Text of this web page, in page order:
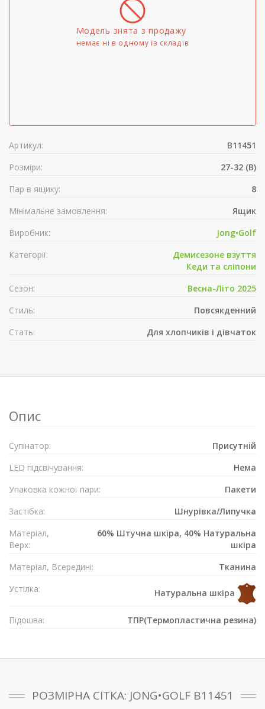
Модель знята з продажу
немає ні в одному iз складів
Артикул:
B11451
Розміри:
27-32 (B)
Пар в ящику:
8
Мінімальне замовлення:
Ящик
Виробник:
Jong•Golf
Категорії:
Демисезонe взуття
Кеди та сліпони
Сезон:
Весна-Літо 2025
Стиль:
Повсякденний
Стать:
Для хлопчиків і дівчаток
Опис
Супiнатор:
Присутнiй
LED підсвічування:
Нема
Упаковка кожної пари:
Пакети
Застібка:
Шнурівка/Липучка
Матеріал,
Верх:
60% Штучна шкіра, 40% Натуральна
шкіра
Матеріал, Всередині:
Тканина
Устілка:
Натуральна шкіра
Підошва: ТПР(Термопластична резина)
РОЗМІРНА СІТКА: JONG•GOLF B11451